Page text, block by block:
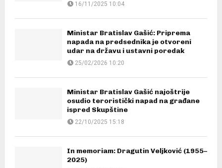
16/11/2025 10:04
Ministar Bratislav Gašić: Priprema
napada na predsednika je otvoreni
udar na državu i ustavni poredak
25/02/2026 10:20
Ministar Bratislav Gašić najoštrije
osudio teroristički napad na građane
ispred Skupštine
22/10/2025 15:18
In memoriam: Dragutin Veljković (1955–
2025)